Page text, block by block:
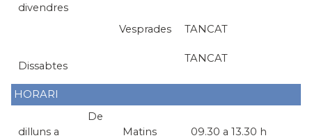
divendres
Vesprades TANCAT
Dissabtes
TANCAT
HORARI
De
dilluns a
Matins 09.30 a 13.30 h